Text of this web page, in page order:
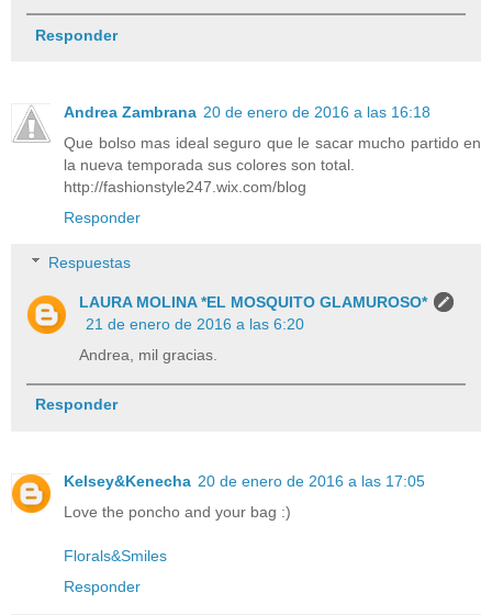
Responder
Andrea Zambrana 20 de enero de 2016 a las 16:18
Que bolso mas ideal seguro que le sacar mucho partido en
la nueva temporada sus colores son total.
http://fashionstyle247.wix.com/blog
Responder
Respuestas
LAURA MOLINA *EL MOSQUITO GLAMUROSO*
21 de enero de 2016 a las 6:20
Andrea, mil gracias.
Responder
Kelsey&Kenecha 20 de enero de 2016 a las 17:05
Love the poncho and your bag :)
Florals&Smiles
Responder